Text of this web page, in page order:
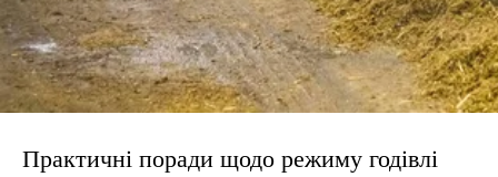
Практичні поради щодо режиму годівлі